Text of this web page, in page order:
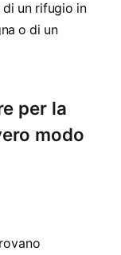
un rifugio in
o di un
per la
modo